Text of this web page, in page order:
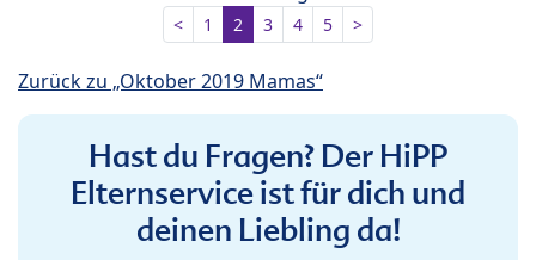
< 1 2 3 4 5 >
Zurück zu „Oktober 2019 Mamas“
Hast du Fragen? Der HiPP
Elternservice ist für dich und
deinen Liebling da!